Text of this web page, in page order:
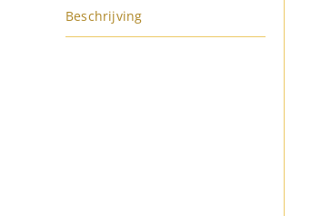
Beschrijving